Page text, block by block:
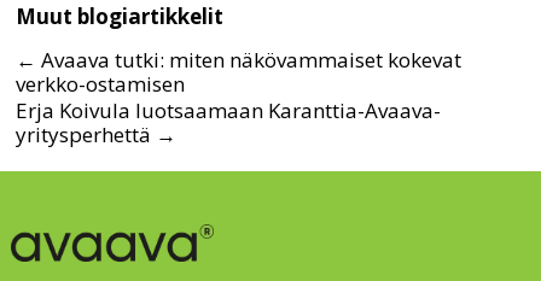
Muut blogiartikkelit
←Avaava tutki: miten näkövammaiset kokevat
verkko-ostamisen
Erja Koivula luotsaamaan Karanttia-Avaava-
yritysperhettä →